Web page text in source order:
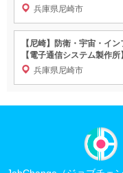
兵庫県尼崎市
【尼崎】防衛・宇宙・イ
【電子通信システム製作所
兵庫県尼崎市